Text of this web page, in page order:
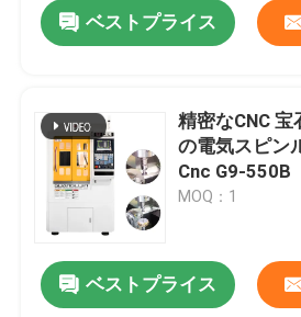
ベストプライス
精密なCNC
の電気スピン
Cnc G9-550B
MOQ：1
ベストプライス